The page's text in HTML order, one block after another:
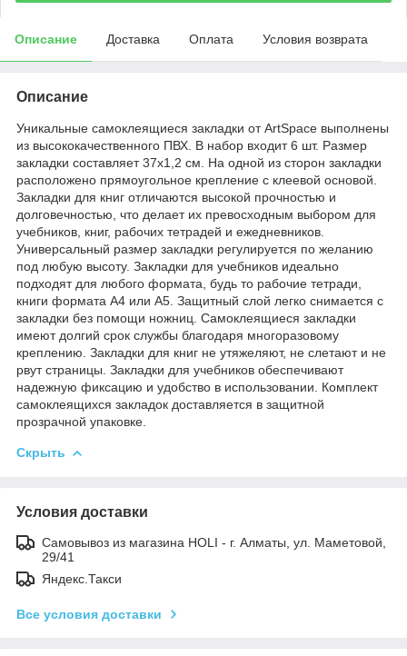
Описание Доставка Оплата Условия возврата
Описание
Уникальные самоклеящиеся закладки от ArtSpace выполнены
из высококачественного ПВХ. В набор входит 6 шт. Размер
закладки составляет 37х1,2 см. На одной из сторон закладки
расположено прямоугольное крепление с клеевой основой.
Закладки для книг отличаются высокой прочностью и
долговечностью, что делает их превосходным выбором для
учебников, книг, рабочих тетрадей и ежедневников.
Универсальный размер закладки регулируется по желанию
под любую высоту. Закладки для учебников идеально
подходят для любого формата, будь то рабочие тетради,
книги формата А4 или А5. Защитный слой легко снимается с
закладки без помощи ножниц. Самоклеящиеся закладки
имеют долгий срок службы благодаря многоразовому
креплению. Закладки для книг не утяжеляют, не слетают и не
рвут страницы. Закладки для учебников обеспечивают
надежную фиксацию и удобство в использовании. Комплект
самоклеящихся закладок доставляется в защитной
прозрачной упаковке.
Скрыть
Условия доставки
Самовывоз из магазина HOLI - г. Алматы, ул. Маметовой,
29/41
Яндекс.Такси
Все условия доставки